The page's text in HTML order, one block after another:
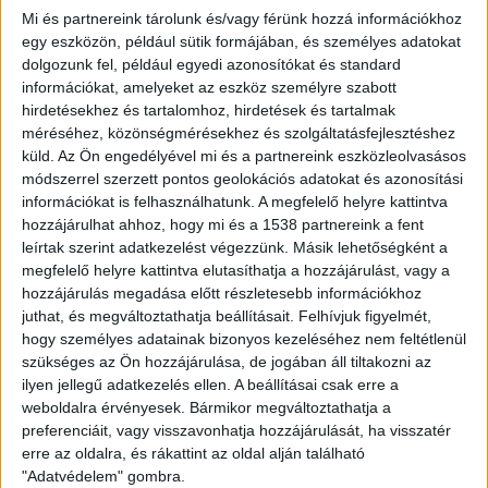
Mi és partnereink tárolunk és/vagy férünk hozzá információkhoz
egy eszközön, például sütik formájában, és személyes adatokat
dolgozunk fel, például egyedi azonosítókat és standard
információkat, amelyeket az eszköz személyre szabott
hirdetésekhez és tartalomhoz, hirdetések és tartalmak
méréséhez, közönségmérésekhez és szolgáltatásfejlesztéshez
küld. Az Ön engedélyével mi és a partnereink eszközleolvasásos
módszerrel szerzett pontos geolokációs adatokat és azonosítási
információkat is felhasználhatunk. A megfelelő helyre kattintva
hozzájárulhat ahhoz, hogy mi és a 1538 partnereink a fent
leírtak szerint adatkezelést végezzünk. Másik lehetőségként a
megfelelő helyre kattintva elutasíthatja a hozzájárulást, vagy a
hozzájárulás megadása előtt részletesebb információkhoz
juthat, és megváltoztathatja beállításait. Felhívjuk figyelmét,
hogy személyes adatainak bizonyos kezeléséhez nem feltétlenül
szükséges az Ön hozzájárulása, de jogában áll tiltakozni az
ilyen jellegű adatkezelés ellen. A beállításai csak erre a
weboldalra érvényesek. Bármikor megváltoztathatja a
preferenciáit, vagy visszavonhatja hozzájárulását, ha visszatér
erre az oldalra, és rákattint az oldal alján található
"Adatvédelem" gombra.
rendelkező cég értékét. A nem egészen 50 éve alapított
Patagonia hamar bekapcsolódott a környezetvédelembe,
gondosan megválogatta a felhasznált alapanyagokat, és
bevételének 1 százalékával már eddig is minden évben
környezet-, illetve természetvédő civil szervezeteket
támogatott.
Mint az alapító írja, megtehették volna, hogy eladják a
céget, és az összes pénzt eladományozzák, de nem
lehettek biztosak abban, hogy az új tulajdonos megőrzi a
cég által képviselt értékeket és megtartja az összes
alkalmazottat. Szerinte a tőzsdei bevezetés
“katasztrofális” lett volna, mert a tőzsdén jegyzett
cégekre túl nagy nyomás nehezedik a rövid távú
nyereség érdekében, az életképesség és a hosszú távú
felelősség kárára. A The New York Times szerint más
gazdag üzletemberek is támogatnak közérdekű ügyeket,
de a Patagonia-féle konstrukció nem jár anyagi